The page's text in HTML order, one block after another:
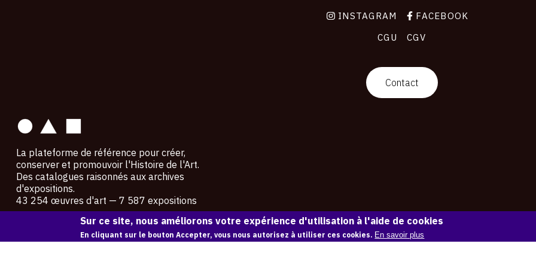
INSTAGRAM
FACEBOOK
CGU
CGV
Contact
La plateforme de référence pour créer,
conserver et promouvoir l'Histoire de l'Art.
Des catalogues raisonnés aux archives
d'expositions.
43 254 œuvres d'art — 7 587 expositions
Copyright © OAM 2026. Tous droits réservés.
Sur ce site, nous améliorons votre expérience d'utilisation à l'aide de cookies
En cliquant sur le bouton Accepter, vous nous autorisez à utiliser ces cookies. En savoir plus